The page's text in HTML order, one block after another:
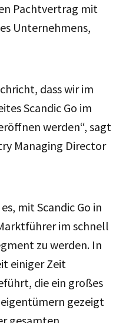
Pachtvertrag mit
Unternehmens,
dass wir im
Scandic Go im
werden“, sagt
Managing Director
mit Scandic Go in
im schnell
zu werden. In
einiger Zeit
die ein großes
gezeigt